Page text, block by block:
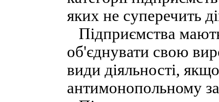
яких не суперечить
Підприємства
об'єднувати свою
види діяльності,
антимонопольному